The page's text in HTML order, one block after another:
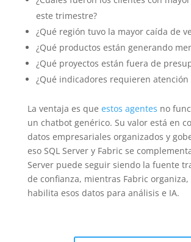
este trimestre?
¿Qué región tuvo la mayor caída de
¿Qué productos están generando
¿Qué proyectos están fuera de
¿Qué indicadores requieren
La ventaja es que estos agentes no
un chatbot genérico. Su valor está en
datos empresariales organizados y
eso SQL Server y Fabric se
Server puede seguir siendo la fuente
de confianza, mientras Fabric
habilita esos datos para análisis e IA.